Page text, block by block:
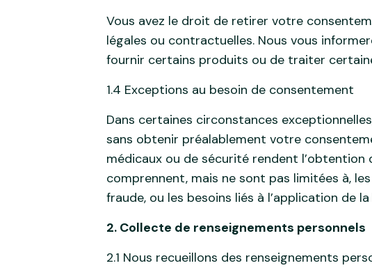
Vous avez le droit de retirer votre
légales ou contractuelles. Nous vous
fournir certains produits ou de traiter
1.4 Exceptions au besoin de consentement
Dans certaines circonstances
sans obtenir préalablement votre
médicaux ou de sécurité rendent
comprennent, mais ne sont pas limitées à,
fraude, ou les besoins liés à l’application de la
2. Collecte de renseignements personnels
2.1 Nous recueillons des renseignements